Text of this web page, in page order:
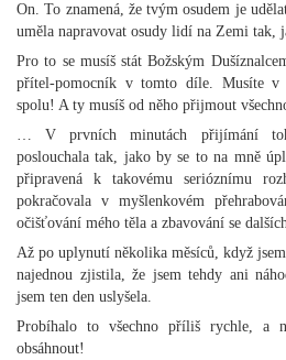
On. To znamená, že tvým osudem je
uměla napravovat osudy lidí na Zemi tak,
Pro to se musíš stát Božským
přítel-pomocník v tomto díle. Musíte v
spolu! A ty musíš od něho přijmout
… V prvních minutách přijímání
poslouchala tak, jako by se to na mně
připravená k takovému serióznímu
pokračovala v myšlenkovém
očišťování mého těla a zbavování se
Až po uplynutí několika měsíců, když
najednou zjistila, že jsem tehdy ani
jsem ten den uslyšela.
Probíhalo to všechno příliš rychle, a
obsáhnout!